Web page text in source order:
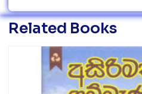
Related Books